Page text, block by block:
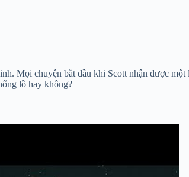
Mọi chuyện bắt đầu khi Scott nhận được
lồ hay không?